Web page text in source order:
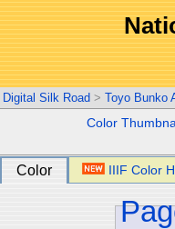
Digital Silk Road > Toyo Bunko
Color
Color IIIF Color